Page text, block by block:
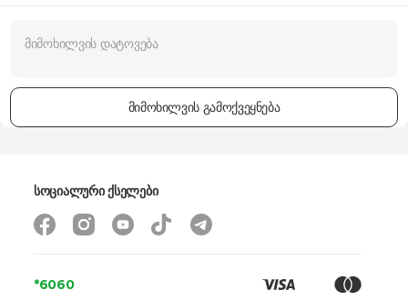
მიმოხილვის გამოქვეყნება
*6060
სოციალური ქსელები